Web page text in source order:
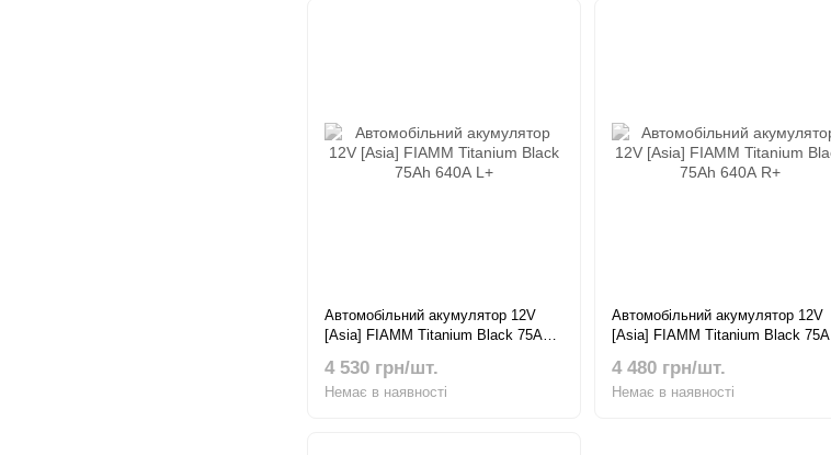
Автомобільний акумулятор 12V
[Asia] FIAMM Titanium Black 75Ah
4 530 грн/шт.
Немає в наявності
Автомобільний акумулятор 12V
[Asia] FIAMM Titanium Black 75Ah
4 480 грн/шт.
Немає в наявності